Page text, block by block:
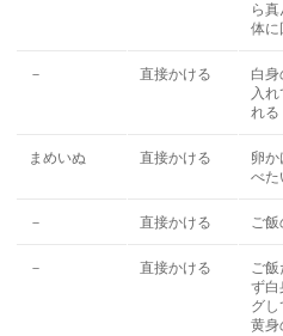
ら
体に
－ 直接かける
白
入
れる
まめいぬ 直接かける
卵
べた
－ 直接かける ご
－ 直接かける
ご飯
ず白
グし
黄身